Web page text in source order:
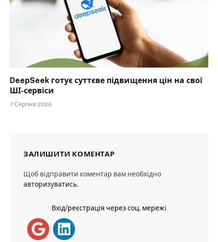
DeepSeek готує суттєве підвищення цін на свої
ШІ-сервіси
7 Серпня 2026
ЗАЛИШИТИ КОМЕНТАР
Щоб відправити коментар вам необхідно
авторизуватись.
Вхід/реєстрація через соц. мережі